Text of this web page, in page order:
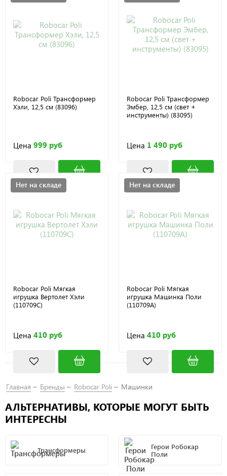
Robocar Poli Трансформер
Хэли, 12,5 см (83096)
Цена 999 руб
Robocar Poli Трансформер
Эмбер, 12,5 см (свет +
инструменты) (83095)
Цена 1 490 руб
Нет на складе
Robocar Poli Мягкая
игрушка Вертолет Хэли
(110709C)
Цена 410 руб
Нет на складе
Robocar Poli Мягкая
игрушка Машинка Поли
(110709A)
Цена 410 руб
Главная Бренды Robocar Poli Машинки
АЛЬТЕРНАТИВЫ, КОТОРЫЕ МОГУТ БЫТЬ
ИНТЕРЕСНЫ
Трансформеры
Герои Робокар
Поли